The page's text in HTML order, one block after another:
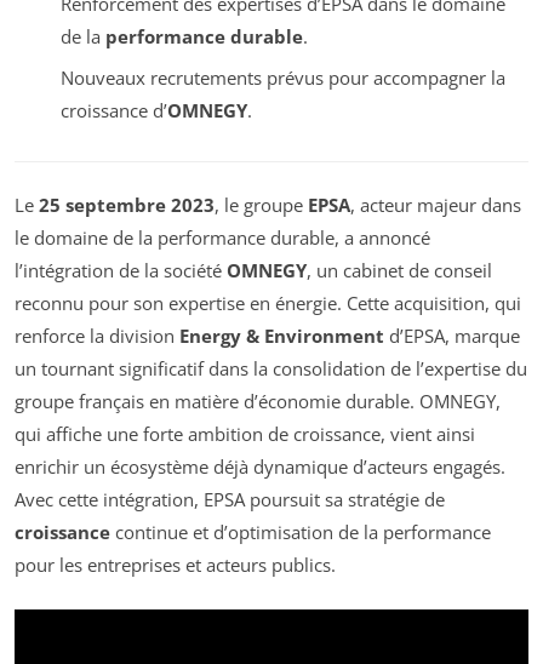
de la performance durable.
Nouveaux recrutements prévus pour accompagner la
croissance d’OMNEGY.
Le 25 septembre 2023, le groupe EPSA, acteur majeur dans
le domaine de la performance durable, a annoncé
l’intégration de la société OMNEGY, un cabinet de conseil
reconnu pour son expertise en énergie. Cette acquisition, qui
renforce la division Energy & Environment d’EPSA, marque
un tournant significatif dans la consolidation de l’expertise du
groupe français en matière d’économie durable. OMNEGY,
qui affiche une forte ambition de croissance, vient ainsi
enrichir un écosystème déjà dynamique d’acteurs engagés.
Avec cette intégration, EPSA poursuit sa stratégie de
croissance continue et d’optimisation de la performance
pour les entreprises et acteurs publics.